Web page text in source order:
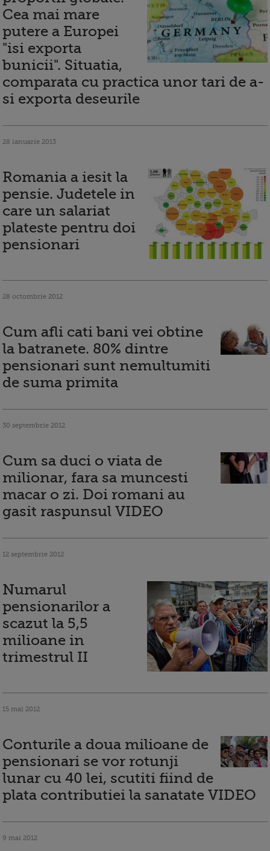
Cea mai mare
putere a Europei
"isi exporta
bunicii". Situatia,
comparata cu practica unor tari de a-
si exporta deseurile
28 ianuarie 2013
Romania a iesit la
pensie. Judetele in
care un salariat
plateste pentru doi
pensionari
28 octombrie 2012
Cum afli cati bani vei obtine
la batranete. 80% dintre
pensionari sunt nemultumiti
de suma primita
30 septembrie 2012
Cum sa duci o viata de
milionar, fara sa muncesti
macar o zi. Doi romani au
gasit raspunsul VIDEO
12 septembrie 2012
Numarul
pensionarilor a
scazut la 5,5
milioane in
trimestrul II
15 mai 2012
Conturile a doua milioane de
pensionari se vor rotunji
lunar cu 40 lei, scutiti fiind de
plata contributiei la sanatate VIDEO
9 mai 2012